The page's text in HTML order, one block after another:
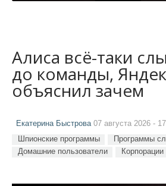
Алиса всё-таки
до команды,
объяснил зачем
Екатерина Быстрова 07 августа 2026 -
Шпионские программы
Программы
Домашние пользователи
Корпорации